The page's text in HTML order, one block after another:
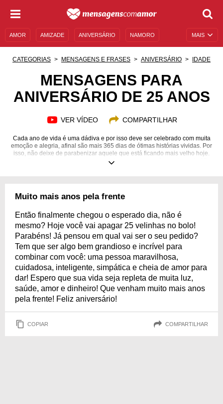
MAIS
AMOR AMIZADE ANIVERSÁRIO NAMORO
MENSAGENS E FRASES MENSAGENS DE ANIVERSÁRIO
CATEGORIAS MENSAGENS E FRASES ANIVERSÁRIO IDADE
MENSAGENS PARA
ANIVERSÁRIO DE 25 ANOS
VER VÍDEO COMPARTILHAR
Cada ano de vida é uma dádiva e por isso deve ser celebrado com muita
emoção e alegria, afinal são mais 365 dias de ótimas histórias vividas. Por
isso, não deixe de parabenizar aquele que está ficando mais velho hoje.
Confira nossas mensagens especiais para quem está completando 25
Muito mais anos pela frente
Então finalmente chegou o esperado dia, não é
mesmo? Hoje você vai apagar 25 velinhas no bolo!
Parabéns! Já pensou em qual vai ser o seu pedido?
Tem que ser algo bem grandioso e incrível para
combinar com você: uma pessoa maravilhosa,
cuidadosa, inteligente, simpática e cheia de amor para
dar! Espero que sua vida seja repleta de muita luz,
saúde, amor e dinheiro! Que venham muito mais anos
pela frente! Feliz aniversário!
COPIAR COMPARTILHAR